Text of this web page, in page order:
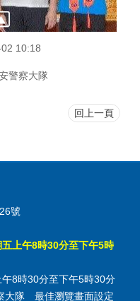
10:18
警察大隊
回上一頁
號
上午8時30分至下午5時
8時30分至下午5時30分
大隊 最佳瀏覽畫面設定